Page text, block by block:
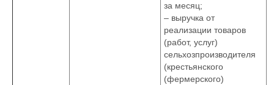
за месяц;
– выручка от
реализации товаров
(работ, услуг)
сельхозпроизводителя
(крестьянского
(фермерского)